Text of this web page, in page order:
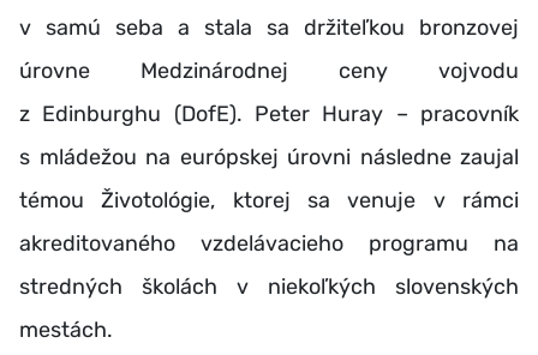
v samú seba a stala sa držiteľkou bronzovej
úrovne Medzinárodnej ceny vojvodu
z Edinburghu (DofE). Peter Huray – pracovník
s mládežou na európskej úrovni následne zaujal
témou Životológie, ktorej sa venuje v rámci
akreditovaného vzdelávacieho programu na
stredných školách v niekoľkých slovenských
mestách.